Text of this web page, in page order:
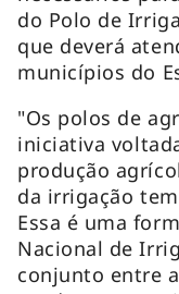
do Polo de
que deverá
municípios do
"Os polos de
iniciativa
produção
da irrigação
Essa é uma
Nacional de
conjunto entre